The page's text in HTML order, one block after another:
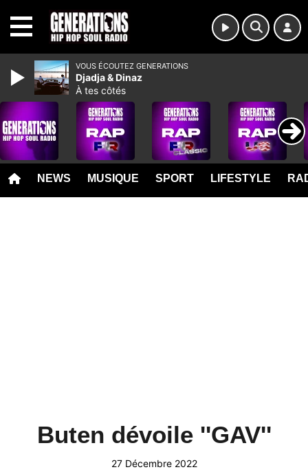
NEWS MUSIQUE SPORT LIFESTYLE
Buten dévoile ''GAV''
27 Décembre 2022
VOUS ÉCOUTEZ GENERATIONS
Djadja & Dinaz
À tes côtés